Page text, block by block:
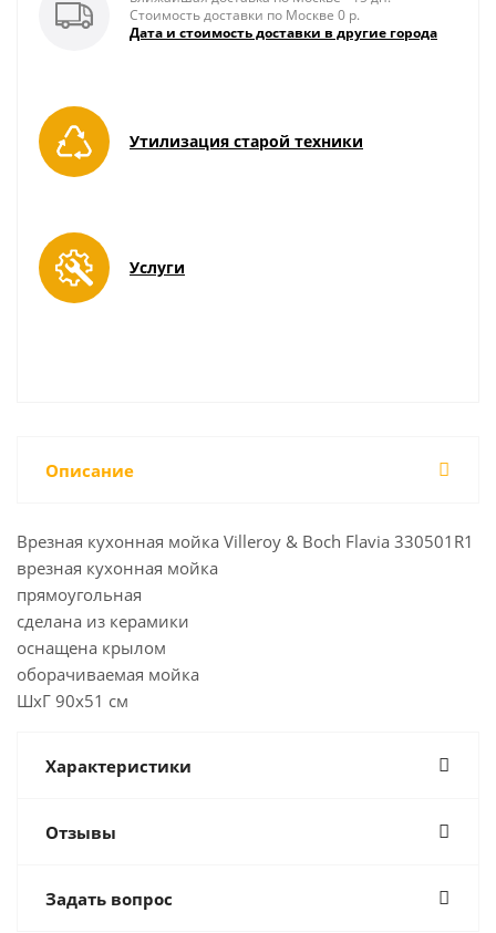
Стоимость доставки по Москве 0 р.
Дата и стоимость доставки в другие города
Утилизация старой техники
Услуги
Описание
Врезная кухонная мойка Villeroy & Boch Flavia 330501R1
врезная кухонная мойка
прямоугольная
сделана из керамики
оснащена крылом
оборачиваемая мойка
ШхГ 90х51 см
Характеристики
Отзывы
Задать вопрос